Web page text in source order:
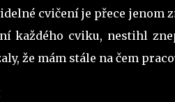
cvičení je přece jenom
každého cviku, nestihl
že mám stále na čem